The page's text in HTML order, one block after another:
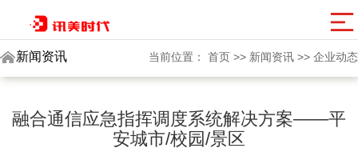
讯美网群
当前位置： 首页 >> 新闻资讯 >> 企业动态
新闻资讯
融合通信应急指挥调度系统解决方案——平
安城市/校园/景区